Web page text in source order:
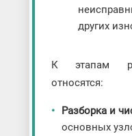
других
К этапам
относятся:
Разборка и
основных